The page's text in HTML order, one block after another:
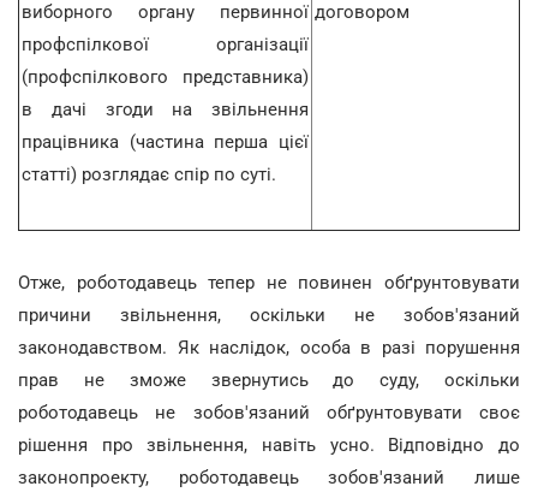
виборного органу первинної
профспілкової організації
(профспілкового представника)
в дачі згоди на звільнення
працівника (частина перша цієї
статті) розглядає спір по суті.
договором
Отже, роботодавець тепер не повинен обґрунтовувати
причини звільнення, оскільки не зобов'язаний
законодавством. Як наслідок, особа в разі порушення
прав не зможе звернутись до суду, оскільки
роботодавець не зобов'язаний обґрунтовувати своє
рішення про звільнення, навіть усно. Відповідно до
законопроекту, роботодавець зобов'язаний лише